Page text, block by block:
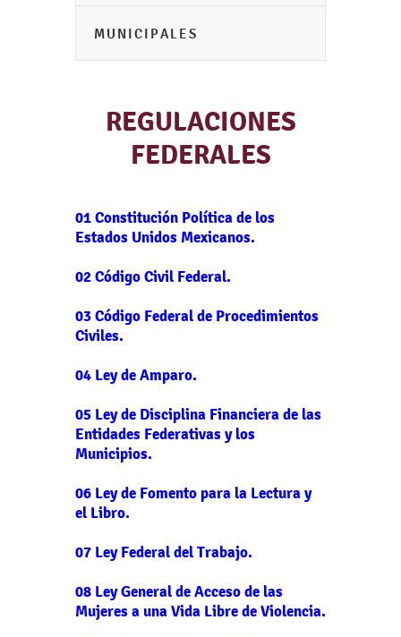
MUNICIPALES
REGULACIONES
FEDERALES
01 Constitución Política de los
Estados Unidos Mexicanos.
02 Código Civil Federal.
03 Código Federal de Procedimientos
Civiles.
04 Ley de Amparo.
05 Ley de Disciplina Financiera de las
Entidades Federativas y los
Municipios.
06 Ley de Fomento para la Lectura y
el Libro.
07 Ley Federal del Trabajo.
08 Ley General de Acceso de las
Mujeres a una Vida Libre de Violencia.